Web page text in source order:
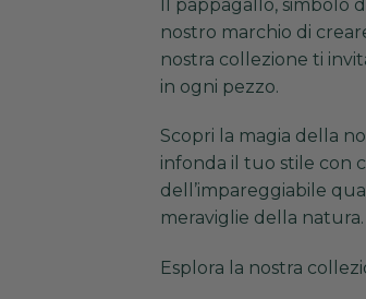
Il pappagallo, simbolo
nostro marchio di
nostra collezione ti
in ogni pezzo.
Scopri la magia della
infonda il tuo stile con
dell’impareggiabile
meraviglie della natura.
Esplora la nostra